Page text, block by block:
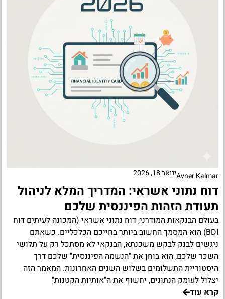
Avner Kalmarינואר 18, 2026
דוח נתוני אשראי: המדריך המלא לניהול
תעודת הזהות הפיננסית שלכם
בעולם הבנקאות המודרני, דוח נתוני אשראי (המכונה לעיתים דוח
BDI) הוא המסמך החשוב ביותר בחייכם הכלכליים. כשאתם
ניגשים לבנק לבקש משכנתא, הבנקאי לא מסתכל רק על תלושי
השכר שלכם; הוא בוחן את "הנשמה הפיננסית" שלכם דרך
היסטוריית התשלומים בשלוש השנים האחרונות. המאמר הזה
יצלול לעומק הנתונים, יחשוף את ה"אותיות הקטנות"
קרא עוד